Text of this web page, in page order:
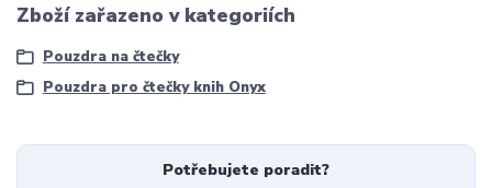
Zboží zařazeno v kategoriích
Pouzdra na čtečky
Pouzdra pro čtečky knih Onyx
Potřebujete poradit?